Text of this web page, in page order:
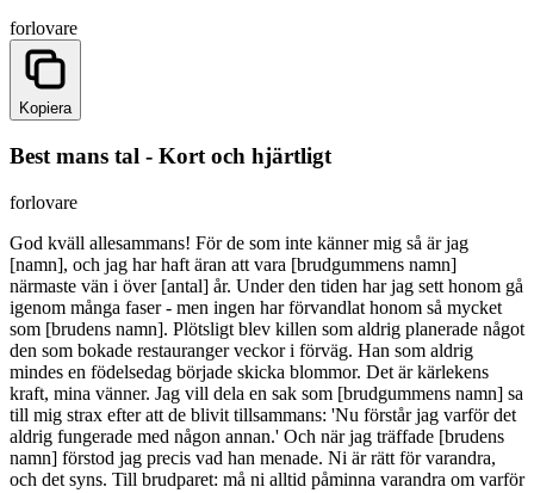
forlovare
Kopiera
Best mans tal - Kort och hjärtligt
forlovare
God kväll allesammans! För de som inte känner mig så är jag
[namn], och jag har haft äran att vara [brudgummens namn]
närmaste vän i över [antal] år. Under den tiden har jag sett honom gå
igenom många faser - men ingen har förvandlat honom så mycket
som [brudens namn]. Plötsligt blev killen som aldrig planerade något
den som bokade restauranger veckor i förväg. Han som aldrig
mindes en födelsedag började skicka blommor. Det är kärlekens
kraft, mina vänner. Jag vill dela en sak som [brudgummens namn] sa
till mig strax efter att de blivit tillsammans: 'Nu förstår jag varför det
aldrig fungerade med någon annan.' Och när jag träffade [brudens
namn] förstod jag precis vad han menade. Ni är rätt för varandra,
och det syns. Till brudparet: må ni alltid påminna varandra om varför